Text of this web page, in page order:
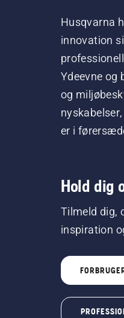
Husqvarna
innovation
Ydeevne og
og
er i
Hold dig
Tilmeld dig,
inspiration